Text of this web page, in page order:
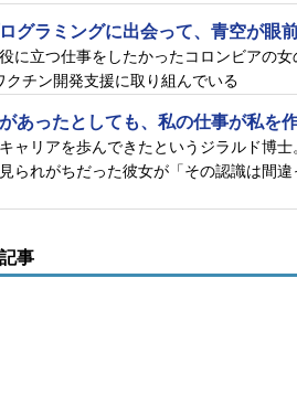
グラミングに出会って、青空が眼
に立つ仕事をしたかったコロンビアの
クチン開発支援に取り組んでいる
あったとしても、私の仕事が私を
ャリアを歩んできたというジラルド博士
られがちだった彼女が「その認識は間
事